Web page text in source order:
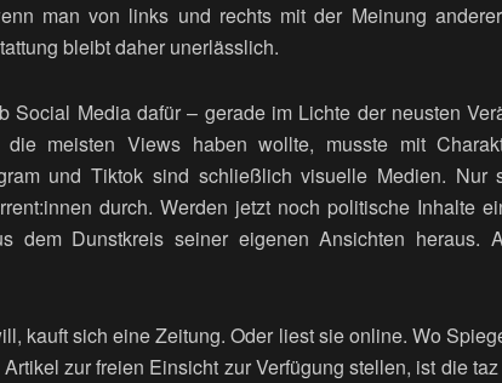
man von links und rechts mit der Meinung
bleibt daher unerlässlich.
Social Media dafür – gerade im Lichte der neusten
meisten Views haben wollte, musste mit
und Tiktok sind schließlich visuelle Medien.
durch. Werden jetzt noch politische Inhalte
dem Dunstkreis seiner eigenen Ansichten heraus.
kauft sich eine Zeitung. Oder liest sie online. Wo
zur freien Einsicht zur Verfügung stellen, ist die